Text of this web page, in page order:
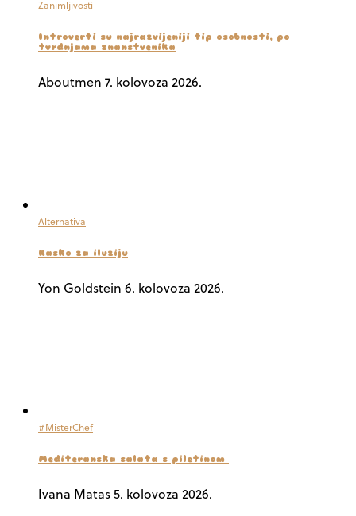
Zanimljivosti
Introverti su najrazvijeniji tip osobnosti, po
tvrdnjama znanstvenika
Aboutmen 7. kolovoza 2026.
Alternativa
Kasko za iluziju
Yon Goldstein 6. kolovoza 2026.
#MisterChef
Mediteranska salata s piletinom
Ivana Matas5. kolovoza 2026.